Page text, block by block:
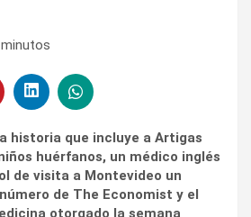
minutos
historia que incluye a Artigas
huérfanos, un médico inglés
de visita a Montevideo un
de The Economist y el
otorgado la semana